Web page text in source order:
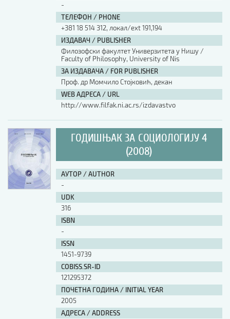
-
ТЕЛЕФОН / PHONE
+381 18 514 312, локал/ext 191,194
ИЗДАВАЧ / PUBLISHER
Филозофски факултет Универзитета у Нишу /
Faculty of Philosophy, University of Nis
ЗА ИЗДАВАЧА / FOR PUBLISHER
Проф. др Момчило Стојковић, декан
WEB АДРЕСА / URL
http://www.filfak.ni.ac.rs/izdavastvo
ГОДИШЊАК ЗА СОЦИОЛОГИЈУ 4
(2008)
АУТОР / AUTHOR
-
UDK
316
ISBN
-
ISSN
1451-9739
COBISS.SR-ID
121295372
ПОЧЕТНА ГОДИНА / INITIAL YEAR
2005
АДРЕСА / ADDRESS